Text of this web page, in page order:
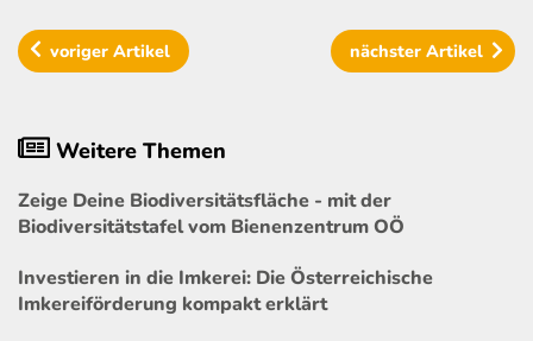
vorigerArtikel nächster Artikel
Weitere Themen
Zeige Deine Biodiversitätsfläche - mit der
Biodiversitätstafel vom Bienenzentrum OÖ
Investieren in die Imkerei: Die Österreichische
Imkereiförderung kompakt erklärt